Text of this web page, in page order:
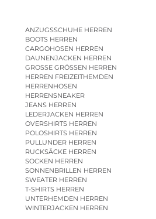
ANZUGSSCHUHE HERREN
BOOTS HERREN
CARGOHOSEN HERREN
DAUNENJACKEN HERREN
GROSSE GRÖSSEN HERREN
HERREN FREIZEITHEMDEN
HERRENHOSEN
HERRENSNEAKER
JEANS HERREN
LEDERJACKEN HERREN
OVERSHIRTS HERREN
POLOSHIRTS HERREN
PULLUNDER HERREN
RUCKSÄCKE HERREN
SOCKEN HERREN
SONNENBRILLEN HERREN
SWEATER HERREN
T-SHIRTS HERREN
UNTERHEMDEN HERREN
WINTERJACKEN HERREN